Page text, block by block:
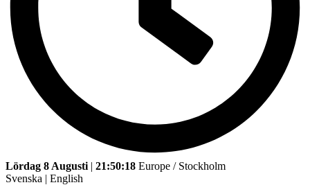
Lördag 8 Augusti | 21:50:18 Europe / Stockholm
Svenska | English